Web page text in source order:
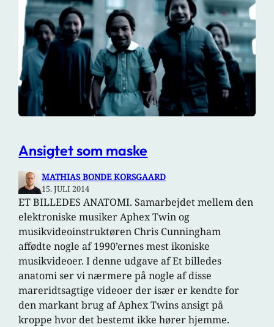
Ansigtet som maske
MATHIAS BONDE KORSGAARD
15. JULI 2014
ET BILLEDES ANATOMI. Samarbejdet mellem den
elektroniske musiker Aphex Twin og
musikvideoinstruktøren Chris Cunningham
affødte nogle af 1990’ernes mest ikoniske
musikvideoer. I denne udgave af Et billedes
anatomi ser vi nærmere på nogle af disse
mareridtsagtige videoer der især er kendte for
den markant brug af Aphex Twins ansigt på
kroppe hvor det bestemt ikke hører hjemme.